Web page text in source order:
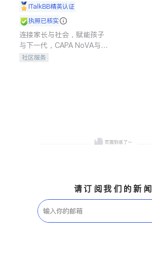
长会iTalkBB精英认证
执照已核实
连接家长与社会，赋能孩子
与下一代，CAPA NoVA与您
携手建设包容、公平、充满
社区服务
请订阅我们的新闻